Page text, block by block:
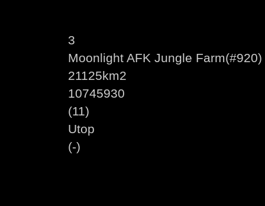
3
Moonlight AFK Jungle
21125km2
10745930
(11)
Utop
(-)